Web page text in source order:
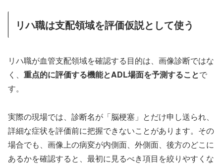
リハ職は支配領域を評価仮説として使う
リハ職が血管支配領域を確認する目的は、画像診断ではな
く、 重点的に評価する機能とADL場面を予測することで
す。
実際の現場では、診断名が「脳梗塞」とだけ申し送られ、
詳細な症状を評価前に把握できないことがあります。その
場合でも、画像上の病変が内側面、外側面、後方のどこに
あるかを確認すると、最初に見るべき項目を絞りやすくな